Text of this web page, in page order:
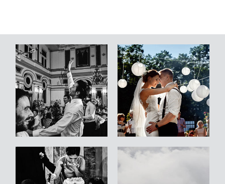
© COPYRIGHT ŁUKASZ OSTROWSKI